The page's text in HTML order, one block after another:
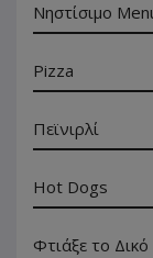
Νηστίσιμο
Pizza
Πεϊνιρλί
Hot Dogs
Φτιάξε το